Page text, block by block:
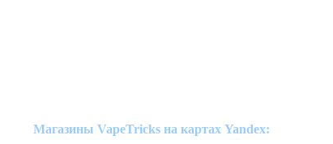
Магазины VapeTricks на картах Yandex: